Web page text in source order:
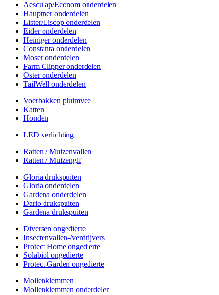
Aesculap/Econom onderdelen
Hauptner onderdelen
Lister/Liscop onderdelen
Eider onderdelen
Heiniger onderdelen
Constanta onderdelen
Moser onderdelen
Farm Clipper onderdelen
Oster onderdelen
TailWell onderdelen
Voerbakken pluimvee
Katten
Honden
LED verlichting
Ratten / Muizenvallen
Ratten / Muizengif
Gloria drukspuiten
Gloria onderdelen
Gardena onderdelen
Dario drukspuiten
Gardena drukspuiten
Diversen ongedierte
Insectenvallen-/verdrijvers
Protect Home ongedierte
Solabiol ongedierte
Protect Garden ongedierte
Mollenklemmen
Mollenklemmen onderdelen